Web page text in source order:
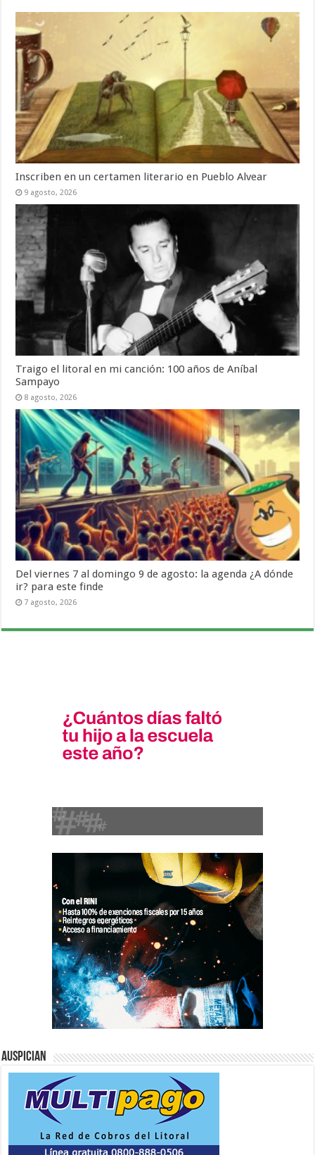
Inscriben en un certamen literario en Pueblo Alvear
9 agosto, 2026
Traigo el litoral en mi canción: 100 años de Aníbal
Sampayo
8 agosto, 2026
Del viernes 7 al domingo 9 de agosto: la agenda ¿A dónde
ir? para este finde
7 agosto, 2026
Auspician